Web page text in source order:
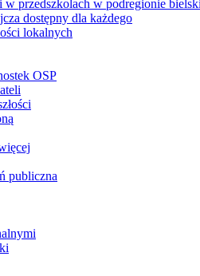
w przedszkolach w podregionie
dostępny dla każdego
lokalnych
OSP
publiczna